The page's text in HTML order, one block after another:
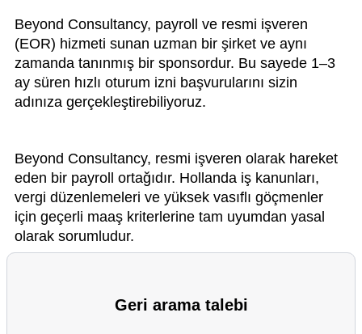
Beyond Consultancy, payroll ve resmi işveren
(EOR) hizmeti sunan uzman bir şirket ve aynı
zamanda tanınmış bir sponsordur. Bu sayede 1–3
ay süren hızlı oturum izni başvurularını sizin
adınıza gerçekleştirebiliyoruz.
Beyond Consultancy, resmi işveren olarak hareket
eden bir payroll ortağıdır. Hollanda iş kanunları,
vergi düzenlemeleri ve yüksek vasıflı göçmenler
için geçerli maaş kriterlerine tam uyumdan yasal
olarak sorumludur.
Geri arama talebi